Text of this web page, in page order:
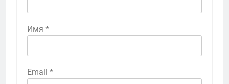
Имя *
Email *